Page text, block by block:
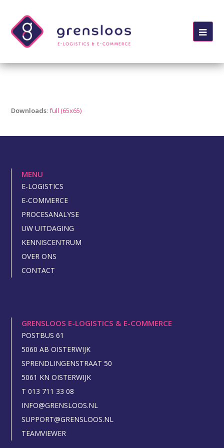
Downloads:full (65x65)
MENU
E-LOGISTICS
E-COMMERCE
PROCESANALYSE
UW UITDAGING
KENNISCENTRUM
OVER ONS
CONTACT
GRENSLOOS E-LOGISTICS & E-COMMERCE
POSTBUS 61
5060 AB OISTERWIJK
SPRENDLINGENSTRAAT 50
5061 KN OISTERWIJK
T 013 711 33 08
INFO@GRENSLOOS.NL
SUPPORT@GRENSLOOS.NL
TEAMVIEWER